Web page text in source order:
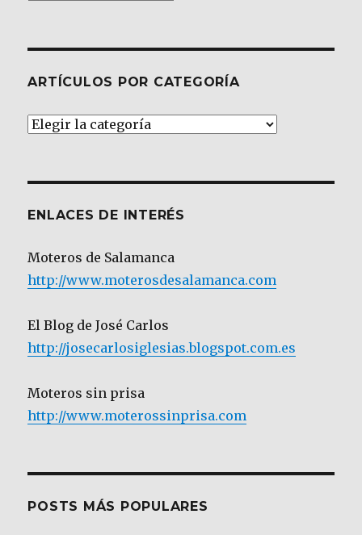
ARTÍCULOS POR CATEGORÍA
Artículos
ENLACES DE INTERÉS
Moteros de Salamanca
http://www.moterosdesalamanca.com
El Blog de José Carlos
http://josecarlosiglesias.blogspot.com.es
Moteros sin prisa
http://www.moterossinprisa.com
POSTS MÁS POPULARES